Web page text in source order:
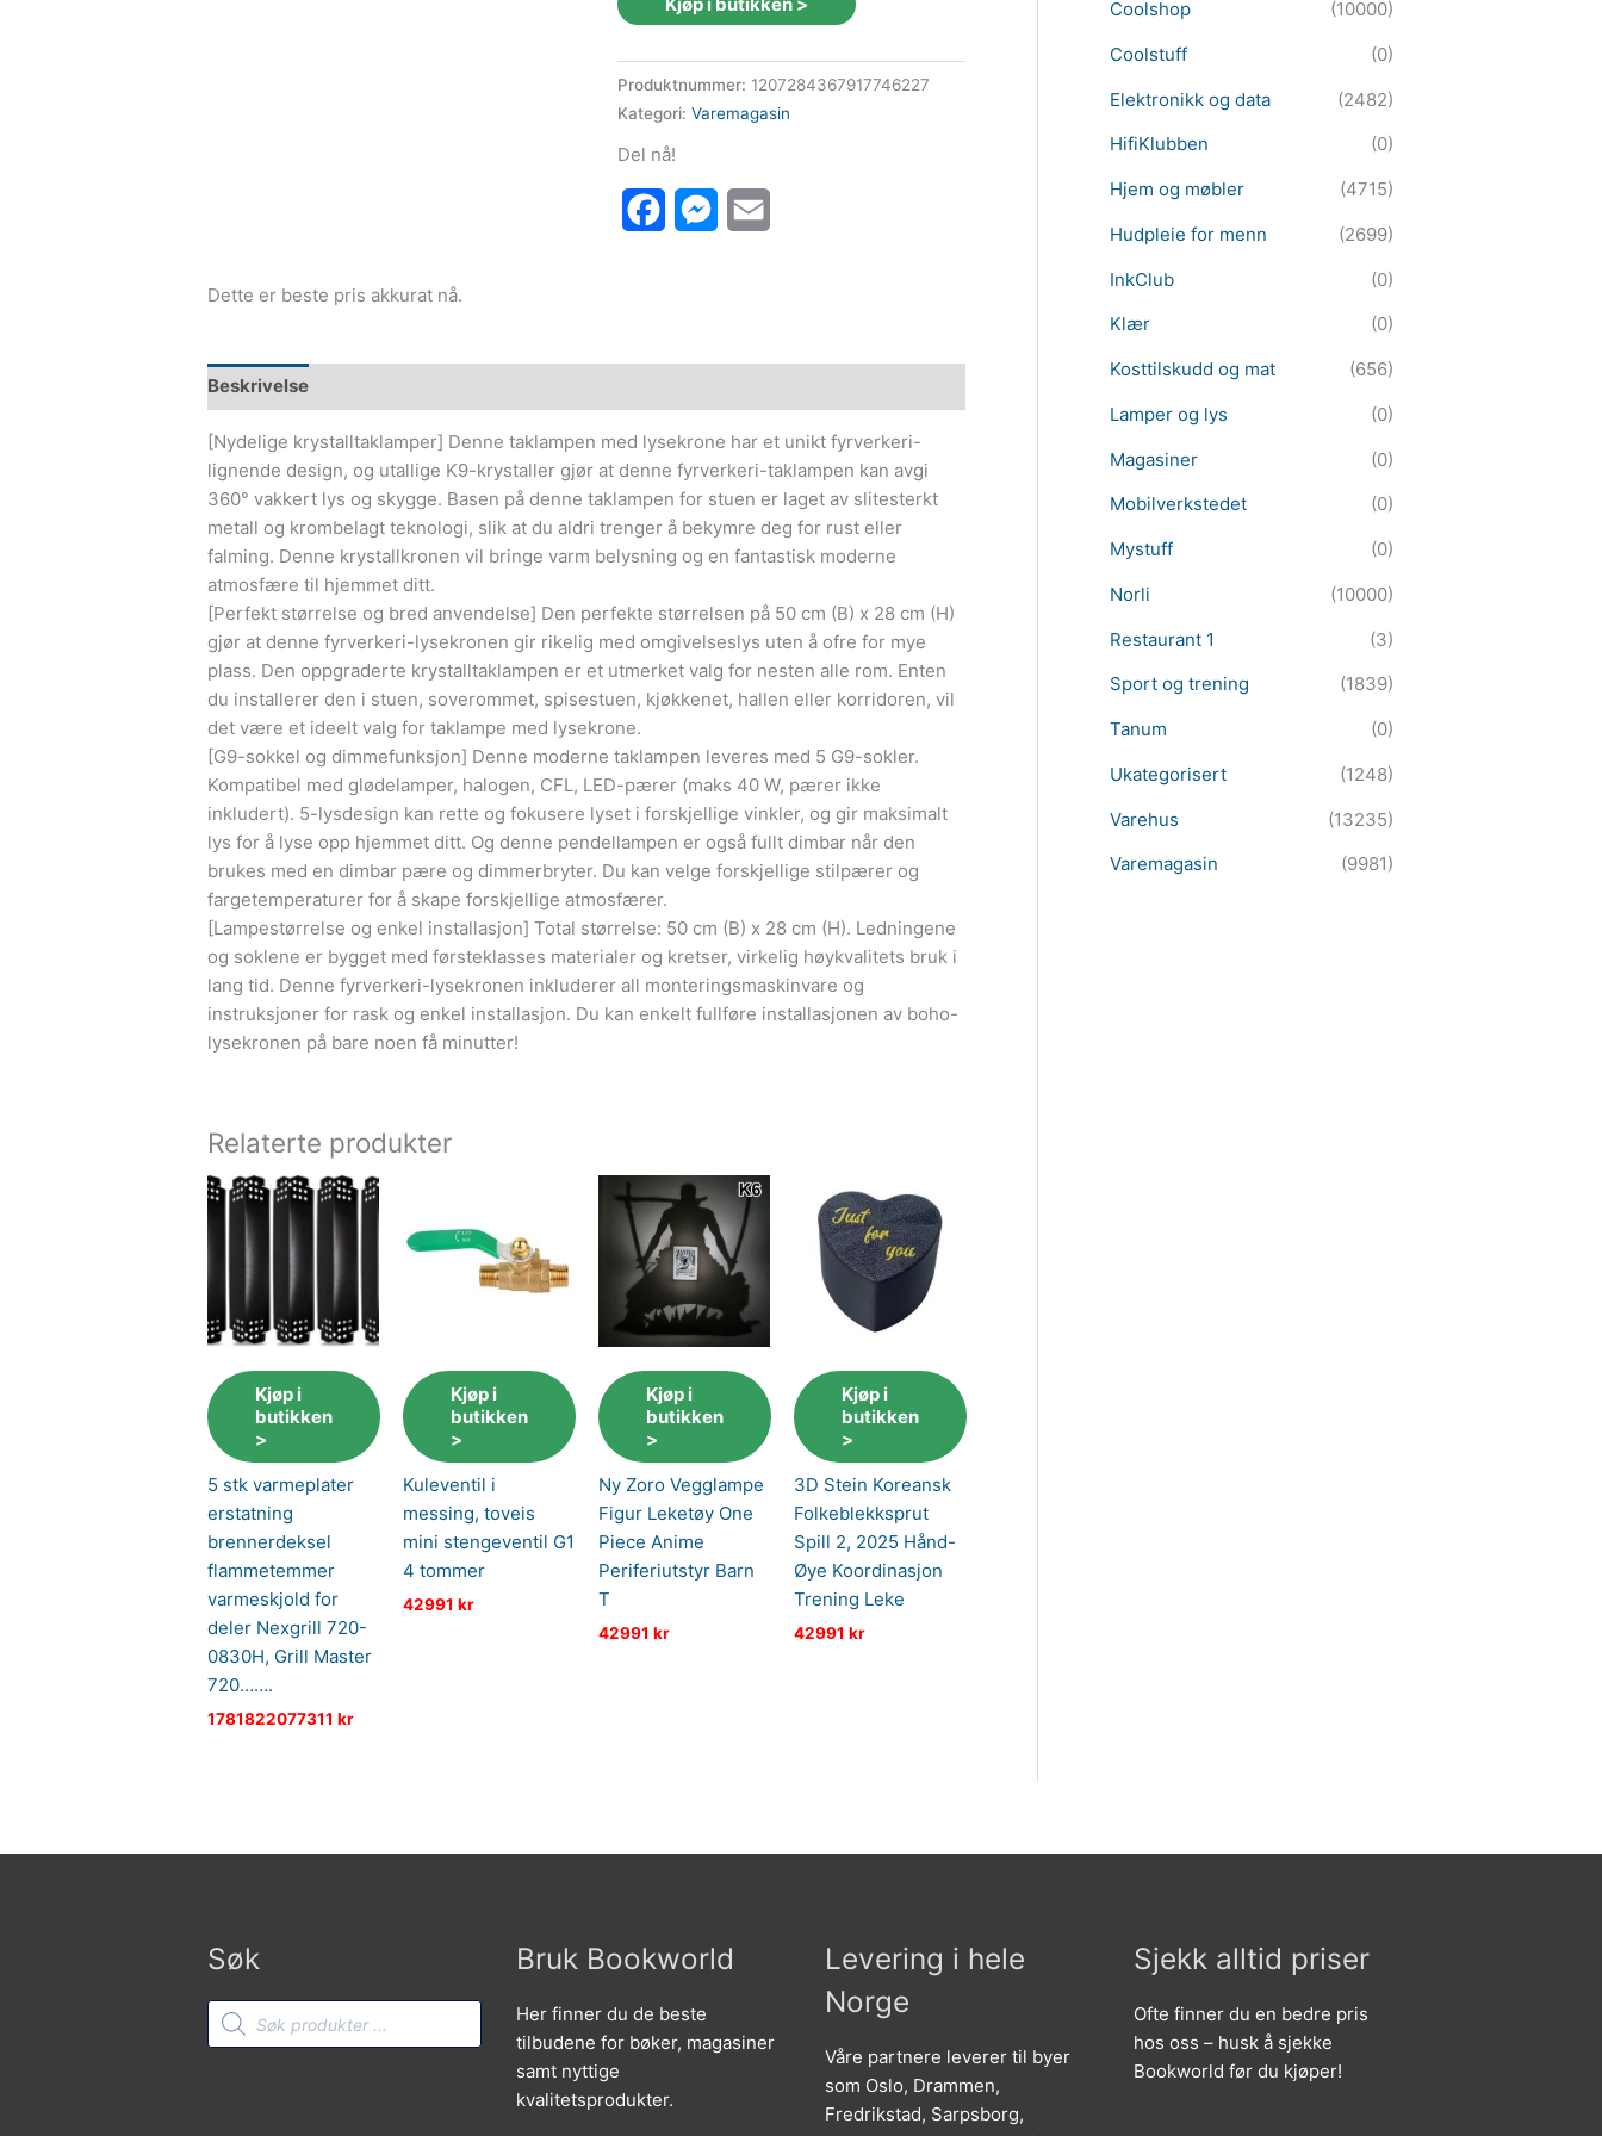
Produktnummer: 1207284367917746227
Kategori: Varemagasin
Del nå!
FacebookMessenger
Dette er beste pris akkurat nå.
Beskrivelse
[Nydelige krystalltaklamper] Denne taklampen med lysekrone har et unikt fyrverkeri-
lignende design, og utallige K9-krystaller gjør at denne fyrverkeri-taklampen kan avgi
360° vakkert lys og skygge. Basen på denne taklampen for stuen er laget av slitesterkt
metall og krombelagt teknologi, slik at du aldri trenger å bekymre deg for rust eller
falming. Denne krystallkronen vil bringe varm belysning og en fantastisk moderne
atmosfære til hjemmet ditt.
[Perfekt størrelse og bred anvendelse] Den perfekte størrelsen på 50 cm (B) x 28 cm (H)
gjør at denne fyrverkeri-lysekronen gir rikelig med omgivelseslys uten å ofre for mye
plass. Den oppgraderte krystalltaklampen er et utmerket valg for nesten alle rom. Enten
du installerer den i stuen, soverommet, spisestuen, kjøkkenet, hallen eller korridoren, vil
det være et ideelt valg for taklampe med lysekrone.
[G9-sokkel og dimmefunksjon] Denne moderne taklampen leveres med 5 G9-sokler.
Kompatibel med glødelamper, halogen, CFL, LED-pærer (maks 40 W, pærer ikke
inkludert). 5-lysdesign kan rette og fokusere lyset i forskjellige vinkler, og gir maksimalt
lys for å lyse opp hjemmet ditt. Og denne pendellampen er også fullt dimbar når den
brukes med en dimbar pære og dimmerbryter. Du kan velge forskjellige stilpærer og
fargetemperaturer for å skape forskjellige atmosfærer.
[Lampestørrelse og enkel installasjon] Total størrelse: 50 cm (B) x 28 cm (H). Ledningene
og soklene er bygget med førsteklasses materialer og kretser, virkelig høykvalitets bruk i
lang tid. Denne fyrverkeri-lysekronen inkluderer all monteringsmaskinvare og
instruksjoner for rask og enkel installasjon. Du kan enkelt fullføre installasjonen av boho-
lysekronen på bare noen få minutter!
Relaterte produkter
Kjøp i
butikken
>
5 stk varmeplater
erstatning
brennerdeksel
flammetemmer
varmeskjold for
deler Nexgrill 720-
0830H, Grill Master
720…….
1781822077311 kr
Kjøp i
butikken
>
Kuleventil i
messing, toveis
mini stengeventil G1
4 tommer
42991kr
Kjøp i
butikken
>
Ny Zoro Vegglampe
Figur Leketøy One
Piece Anime
Periferiutstyr Barn
T
42991kr
Kjøp i
butikken
>
3D Stein Koreansk
Folkeblekksprut
Spill 2, 2025 Hånd-
Øye Koordinasjon
Trening Leke
42991kr
Coolshop
(10000)
Coolstuff
(0)
Elektronikk og data
(2482)
HifiKlubben
(0)
Hjem og møbler
(4715)
Hudpleie for menn
(2699)
InkClub
(0)
Klær
(0)
Kosttilskudd og mat
(656)
Lamper og lys
(0)
Magasiner
(0)
Mobilverkstedet
(0)
Mystuff
(0)
Norli
(10000)
Restaurant 1
(3)
Sport og trening
(1839)
Tanum
(0)
Ukategorisert
(1248)
Varehus
(13235)
Varemagasin
(9981)
Søk
Products
search
Bruk Bookworld
Her finner du de beste
tilbudene for bøker, magasiner
samt nyttige
kvalitetsprodukter.
Levering i hele
Norge
Våre partnere leverer til byer
som Oslo, Drammen,
Fredrikstad, Sarpsborg,
Sjekk alltid priser
Ofte finner du en bedre pris
hos oss – husk å sjekke
Bookworld før du kjøper!